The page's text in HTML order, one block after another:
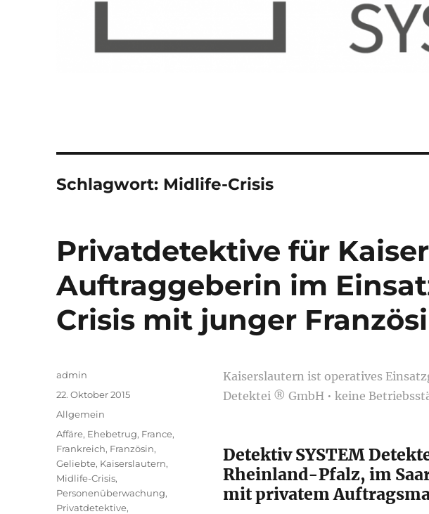
Schlagwort: Midlife-Crisis
Privatdetektive für
Auftraggeberin im
Crisis mit junger
Kaiserslautern ist operatives
Detektei ® GmbH • keine
Detektiv SYSTEM
Rheinland-Pfalz, im
mit privatem
Autor
admin
Veröffentlicht
am
22. Oktober 2015
Kategorien
Allgemein
Schlagwörter
Affäre, Ehebetrug, France,
Frankreich, Französin,
Geliebte, Kaiserslautern,
Midlife-Crisis,
Personenüberwachung,
Privatdetektive,